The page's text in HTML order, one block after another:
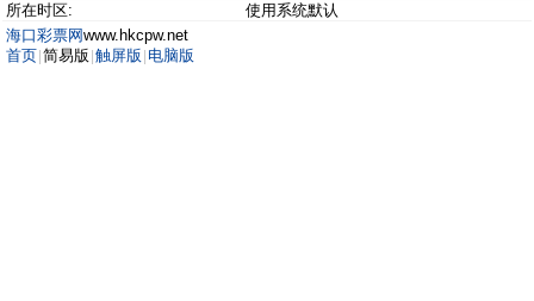
所在时区:
使用系统默认
海口彩票网www.hkcpw.net
首页 简易版 触屏版 电脑版